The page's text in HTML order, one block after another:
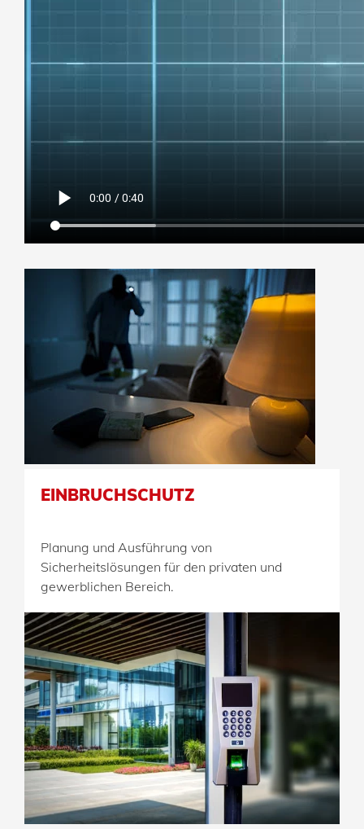
EINBRUCHSCHUTZ
Planung und Ausführung von
Sicherheitslösungen für den privaten und
gewerblichen Bereich.